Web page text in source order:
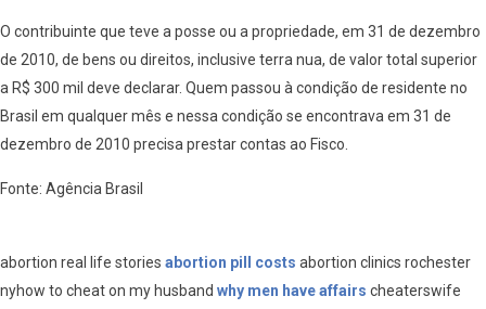
O contribuinte que teve a posse ou a propriedade, em 31 de dezembro
de 2010, de bens ou direitos, inclusive terra nua, de valor total superior
a R$ 300 mil deve declarar. Quem passou à condição de residente no
Brasil em qualquer mês e nessa condição se encontrava em 31 de
dezembro de 2010 precisa prestar contas ao Fisco.
Fonte: Agência Brasil
abortion real life stories abortion pill costs abortion clinics rochester
nyhow to cheat on my husband why men have affairs cheaterswife